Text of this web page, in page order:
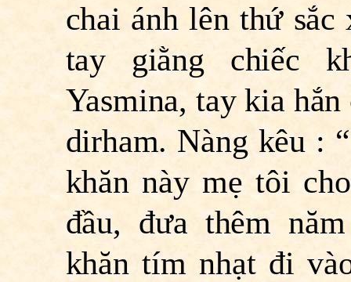
chai ánh lên thứ
tay giằng chiếc
Yasmina, tay kia
dirham. Nàng kêu :
khăn này mẹ tôi
đầu, đưa thêm
khăn tím nhạt đi